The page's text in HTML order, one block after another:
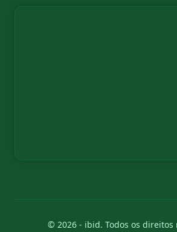
© 2026 - ibid. Todos os direitos